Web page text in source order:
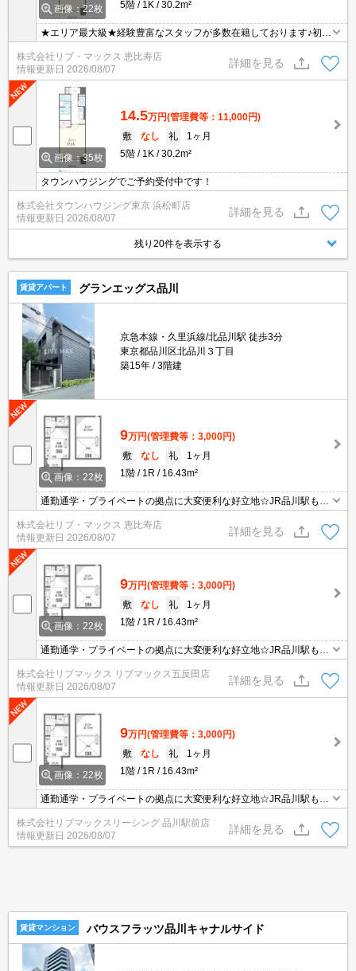
画像：22枚 5階 1K 30.2m²
★エリア最大級★経験豊富なスタッフが多数在籍しております♪初期
費用クレジット支払可能！オンライン内覧・オンライン契約等弊社
に一度も来店せずとも問題ありません♪弊社ではネットに掲載されて
いる物件は全てご紹介可能になりますので気になる物件は全て申し
付けください★
株式会社リブ・マックス 恵比寿店
情報更新日 2026/08/07
詳細を見る
画像：35枚
14.5万円(管理費等：11,000円)
敷
なし 礼
1ヶ月
5階
1K 30.2m²
タウンハウジングでご予約受付中です！
株式会社タウンハウジング東京 浜松町店
情報更新日 2026/08/07
詳細を見る
残り20件を表示する
賃貸アパート グランエッグス品川
京急本線・久里浜線/北品川駅 徒歩3分
東京都品川区北品川３丁目
築15年
3階建
画像：22枚
9万円(管理費等：3,000円)
敷
なし 礼
1ヶ月
1階
1R 16.43m²
通勤通学・プライベートの拠点に大変便利な好立地☆JR品川駅も徒
歩圏☆ お問合せ物件のほかにもネット非掲載や空き予定など豊富な
物件からご紹介いたします。お気軽にお問い合わせください☆
株式会社リブ・マックス 恵比寿店
情報更新日 2026/08/07
詳細を見る
画像：22枚
9万円(管理費等：3,000円)
敷
なし 礼
1ヶ月
1階
1R 16.43m²
通勤通学・プライベートの拠点に大変便利な好立地☆JR品川駅も徒
歩圏☆ お問合せ物件のほかにもネット非掲載や空き予定など豊富な
物件からご紹介いたします。お気軽にお問い合わせください☆
株式会社リブマックス リブマックス五反田店
情報更新日 2026/08/07
詳細を見る
画像：22枚
9万円(管理費等：3,000円)
敷
なし 礼
1ヶ月
1階
1R 16.43m²
通勤通学・プライベートの拠点に大変便利な好立地☆JR品川駅も徒
歩圏☆ お問合せ物件のほかにもネット非掲載や空き予定など豊富な
物件からご紹介いたします。お気軽にお問い合わせください☆
株式会社リブマックスリーシング 品川駅前店
情報更新日 2026/08/07
詳細を見る
賃貸マンション バウスフラッツ品川キャナルサイド